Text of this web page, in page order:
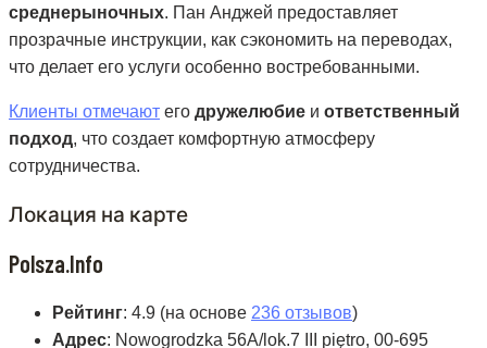
среднерыночных. Пан Анджей предоставляет
прозрачные инструкции, как сэкономить на переводах,
что делает его услуги особенно востребованными.
Клиенты отмечают его дружелюбие и ответственный
подход, что создает комфортную атмосферу
сотрудничества.
Локация на карте
Polsza.Info
Рейтинг: 4.9 (на основе 236 отзывов)
Адрес: Nowogrodzka 56A/lok.7 III piętro, 00-695